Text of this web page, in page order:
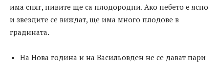
има сняг, нивите ще са плодородни. Ако небето е ясно
и звездите се виждат, ще има много плодове в
градината.
На Нова година и на Васильовден не се дават пари